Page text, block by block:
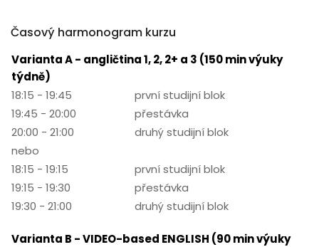
Časový harmonogram kurzu
Varianta A - angličtina 1, 2, 2+ a 3 (150 min výuky
týdně)
18:15 - 19:45
první studijní blok
19:45 - 20:00
přestávka
20:00 - 21:00
druhý studijní blok
nebo
18:15 - 19:15
první studijní blok
19:15 - 19:30
přestávka
19:30 - 21:00
druhý studijní blok
Varianta B - VIDEO-based ENGLISH (90 min výuky